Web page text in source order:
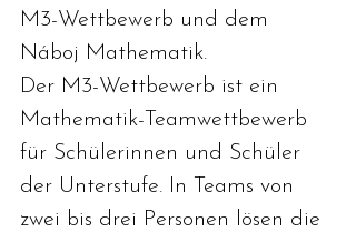
M3-Wettbewerb und dem
Náboj Mathematik.
Der M3-Wettbewerb ist ein
Mathematik-Teamwettbewerb
für Schülerinnen und Schüler
der Unterstufe. In Teams von
zwei bis drei Personen lösen die